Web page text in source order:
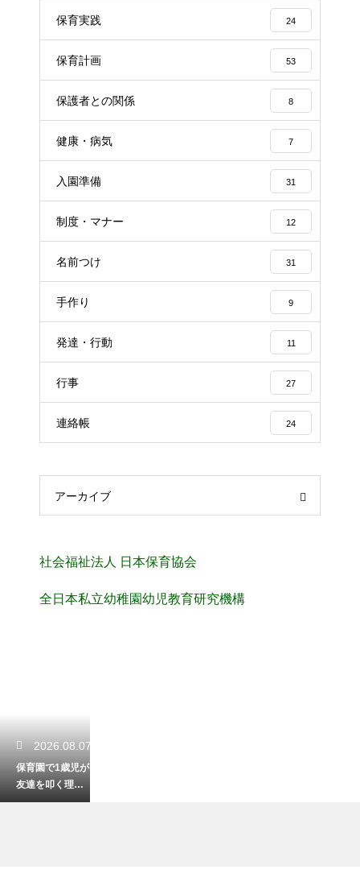
保育実践 24
保育計画 53
保護者との関係 8
健康・病気 7
入園準備 31
制度・マナー 12
名前つけ 31
手作り 9
発達・行動 11
行事 27
連絡帳 24
アーカイブ
社会福祉法人 日本保育協会
全日本私立幼稚園幼児教育研究機構
2026.08.07
保育園で1歳児が
友達を叩く理由
とは？言葉にな